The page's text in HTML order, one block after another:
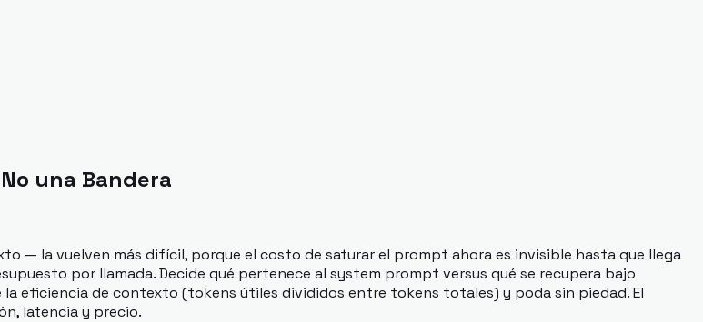
una Bandera
— la vuelven más difícil, porque el costo de saturar el prompt ahora es invisible hasta que llega
por llamada. Decide qué pertenece al system prompt versus qué se recupera bajo
la eficiencia de contexto (tokens útiles divididos entre tokens totales) y poda sin piedad. El
latencia y precio.